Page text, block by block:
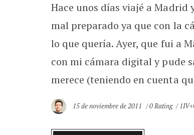
Hace unos días viajé a Madrid
mal preparado ya que con la
lo que quería. Ayer, que fui a
con mi cámara digital y pude
merece (teniendo en cuenta
15 de noviembre de 2011 0 Rating